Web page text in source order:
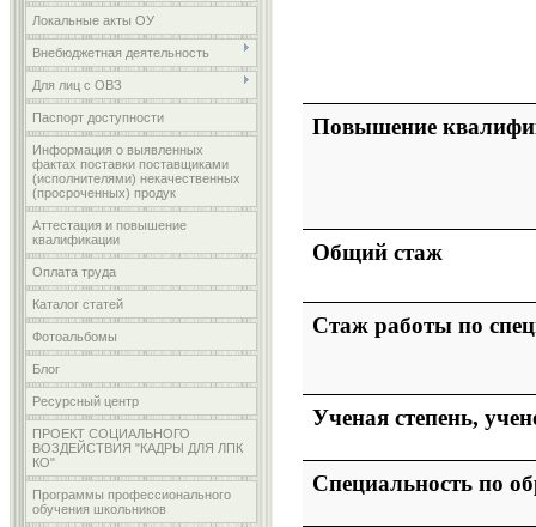
Локальные акты ОУ
Внебюджетная деятельность
Для лиц с ОВЗ
Паспорт доступности
Информация о выявленных
фактах поставки поставщиками
(исполнителями) некачественных
(просроченных) продук
Аттестация и повышение
квалификации
Оплата труда
Каталог статей
Фотоальбомы
Блог
Ресурсный центр
ПРОЕКТ СОЦИАЛЬНОГО
ВОЗДЕЙСТВИЯ "КАДРЫ ДЛЯ ЛПК
КО"
Программы профессионального
обучения школьников
Повышение
Общий стаж
Стаж работы по
Ученая степень,
Специальность по